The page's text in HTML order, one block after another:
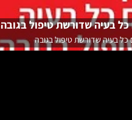
בעיה שדורשת טיפול בגובה
כל בעיה שדורשת טיפול בגובה